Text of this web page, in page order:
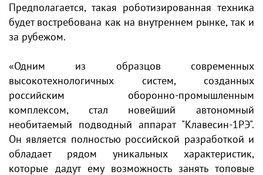
Предполагается, такая роботизированная техника
будет востребована как на внутреннем рынке, так и
за рубежом.
«Одним из образцов современных
высокотехнологичных систем, созданных
российским оборонно-промышленным
комплексом, стал новейший автономный
необитаемый подводный аппарат "Клавесин-1РЭ".
Он является полностью российской разработкой и
обладает рядом уникальных характеристик,
которые дадут ему возможность занять топовые